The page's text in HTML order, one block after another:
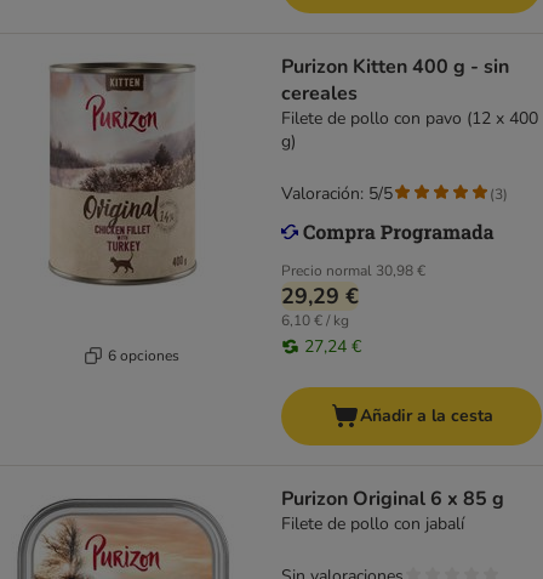
6 opciones
Purizon Kitten 400 g - sin
cereales
Filete de pollo con pavo (12 x 400
g)
Precio normal 30,98 €
29,29 €
6,10 € / kg
27,24 €
Valoración: 5/5 (3)
Añadir a la cesta
Purizon Original 6 x 85 g
Filete de pollo con jabalí